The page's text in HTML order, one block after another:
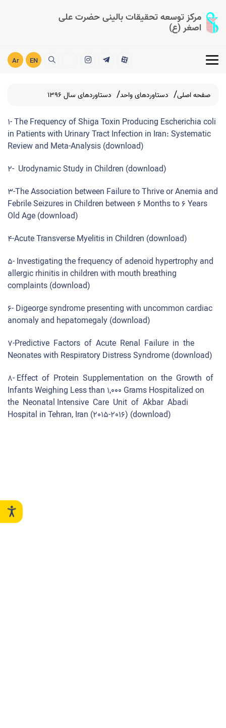
مرکز توسعه تحقیقات بالینی حضرت علی
اصغر (ع)
EN
Ar
صفحه اصلی دستاوردهای واحد دستاوردهای سال 1396
1- The Frequency of Shiga Toxin Producing Escherichia coli
in Patients with Urinary Tract Infection in Iran: Systematic
Review and Meta-Analysis(download)
2- Urodynamic Study in Children (download)
3-The Association between Failure to Thrive or Anemia and
Febrile Seizures in Children between 6 Months to 6 Years
Old Age(download)
4-Acute Transverse Myelitis in Children (download)
5- Investigating the frequency of adenoid hypertrophy and
allergic rhinitis in children with mouth breathing
complaints(download)
6- Digeorge syndrome presenting with uncommon cardiac
anomaly and hepatomegaly(download)
7-Predictive Factors of Acute Renal Failure in the
Neonates with Respiratory Distress Syndrome(download)
8- Effect of Protein Supplementation on the Growth of
Infants Weighing Less than 1,000 Grams Hospitalized on
the Neonatal Intensive Care Unit of Akbar Abadi
Hospital in Tehran, Iran (2015-2016) (download)